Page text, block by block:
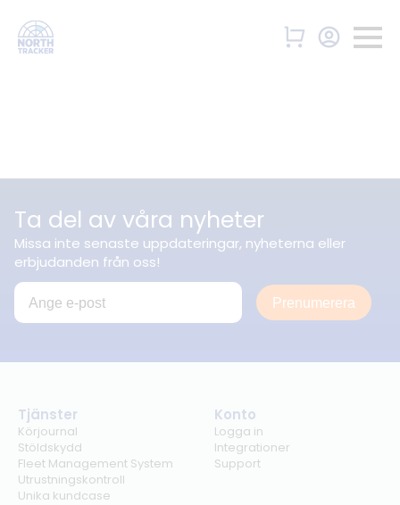
Ta del av våra nyheter
Missa inte senaste uppdateringar, nyheterna eller
erbjudanden från oss!
Prenumerera
Tjänster
Körjournal
Stöldskydd
Fleet Management System
Utrustningskontroll
Unika kundcase
Konto
Logga in
Integrationer
Support